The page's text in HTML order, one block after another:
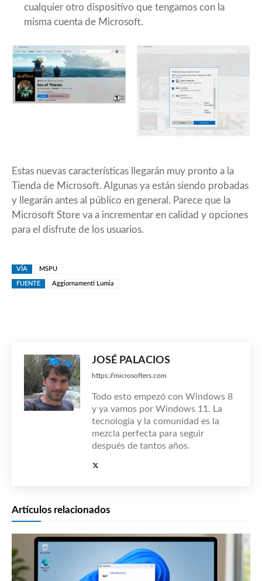
cualquier otro dispositivo que tengamos con la
misma cuenta de Microsoft.
Estas nuevas características llegarán muy pronto a la
Tienda de Microsoft. Algunas ya están siendo probadas
y llegarán antes al público en general. Parece que la
Microsoft Store va a incrementar en calidad y opciones
para el disfrute de los usuarios.
VÍA MSPU
FUENTE Aggiornamenti Lumia
JOSÉ PALACIOS
https://microsofters.com
Todo esto empezó con Windows 8
y ya vamos por Windows 11. La
tecnología y la comunidad es la
mezcla perfecta para seguir
después de tantos años.
Artículos relacionados